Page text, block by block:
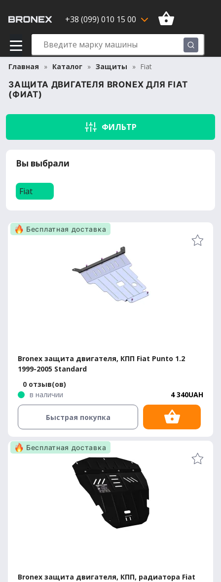
+38 (099) 010 15 00
Главная Каталог Защиты Fiat
ЗАЩИТА ДВИГАТЕЛЯ BRONEX ДЛЯ FIAT
(ФИАТ)
ФИЛЬТР
Вы выбрали
Fiat
Bronex защита двигателя, КПП Fiat Punto 1.2
1999-2005 Standard
0 отзыв(ов)
в наличии
4 340UAH
Бесплатная доставка
Быстрая покупка
Bronex защита двигателя, КПП, радиатора Fiat
Бесплатная доставка